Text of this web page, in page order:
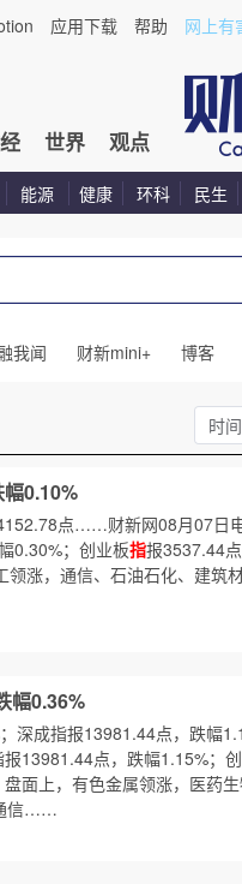
应用下载 帮助 网上有
世界 观点
能源 健康 环科 民生
我闻 财新mini+ 博客
时
0.10%
点……财新网08月07日
0.30%；创业板指报3537.44
涨，通信、石油石化、建筑
幅0.36%
深成指报13981.44点，跌幅
13981.44点，跌幅1.15%；
面上，有色金属领涨，医药
信……